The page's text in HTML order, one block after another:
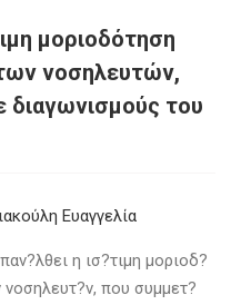
μοριοδότηση
νοσηλευτών,
του
Ευαγγελία
η ισ?τιμη μοριοδ?
που συμμετ?